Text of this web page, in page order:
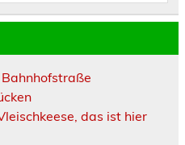
das ist hier